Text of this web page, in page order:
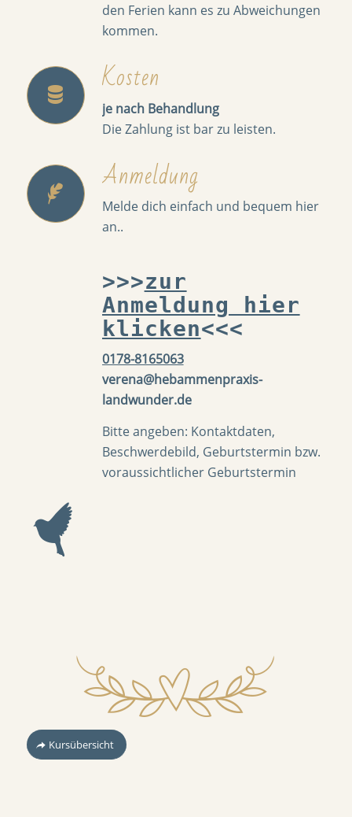
den Ferien kann es zu Abweichungen
kommen.
Kosten
je nach Behandlung
Die Zahlung ist bar zu leisten.
Anmeldung
Melde dich einfach und bequem hier
an..
>>>zur
Anmeldung hier
klicken<<<
0178-8165063
verena@hebammenpraxis-
landwunder.de
Bitte angeben: Kontaktdaten,
Beschwerdebild, Geburtstermin bzw.
voraussichtlicher Geburtstermin
Kursübersicht